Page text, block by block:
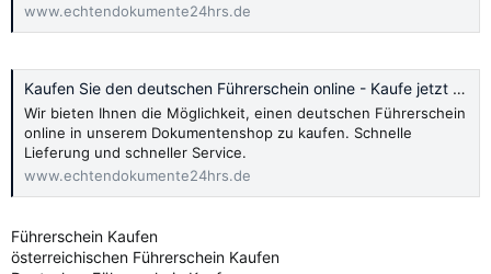
www.echtendokumente24hrs.de
Kaufen Sie den deutschen Führerschein online - Kaufe jetzt 2024
Wir bieten Ihnen die Möglichkeit, einen deutschen Führerschein
online in unserem Dokumentenshop zu kaufen. Schnelle
Lieferung und schneller Service.
www.echtendokumente24hrs.de
Führerschein Kaufen
österreichischen Führerschein Kaufen